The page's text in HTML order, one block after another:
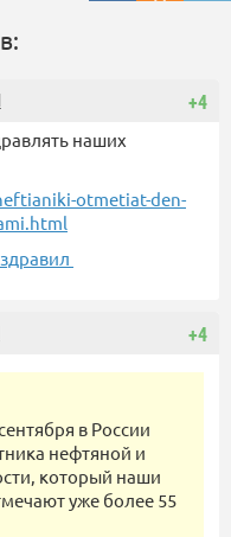
+4
наших
otmetiat-den-
+4
в России
нефтяной и
который наши
уже более 55